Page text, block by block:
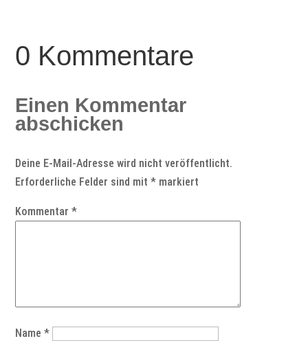
0 Kommentare
Einen Kommentar
abschicken
Deine E-Mail-Adresse wird nicht veröffentlicht.
Erforderliche Felder sind mit* markiert
Kommentar*
Name*